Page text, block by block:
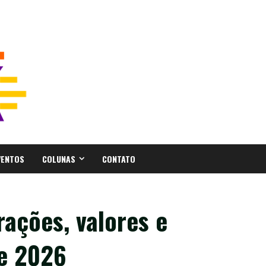
COLUNAS CONTATO
valores e
2026